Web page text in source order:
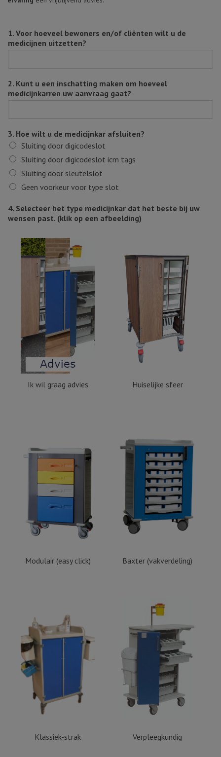
1. Voor hoeveel bewoners en/of cliënten wilt u de
medicijnen uitzetten?
2. Kunt u een inschatting maken om hoeveel
medicijnkarren uw aanvraag gaat?
3. Hoe wilt u de medicijnkar afsluiten?
Sluiting door digicodeslot
Sluiting door digicodeslot icm tags
Sluiting door sleutelslot
Geen voorkeur voor type slot
4. Selecteer het type medicijnkar dat het beste bij uw
wensen past. (klik op een afbeelding)
Ik wil graag advies Huiselijke sfeer
Modulair (easy click) Baxter (vakverdeling)
Klassiek-strak Verpleegkundig